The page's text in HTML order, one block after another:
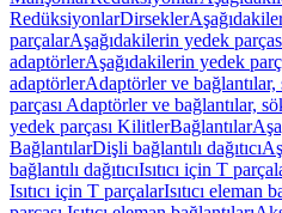
RedüksiyonlarDirsekler
parçalarAşağıdakilerin yedek
adaptörlerAşağıdakilerin yedek
adaptörlerAdaptörler ve
parçası Adaptörler ve bağlantılar,
yedek parçası KilitlerBağlantılar
BağlantılarDişli bağlantılı dağıtıcı
bağlantılı dağıtıcıIsıtıcı için T
Isıtıcı için T parçalarIsıtıcı eleman